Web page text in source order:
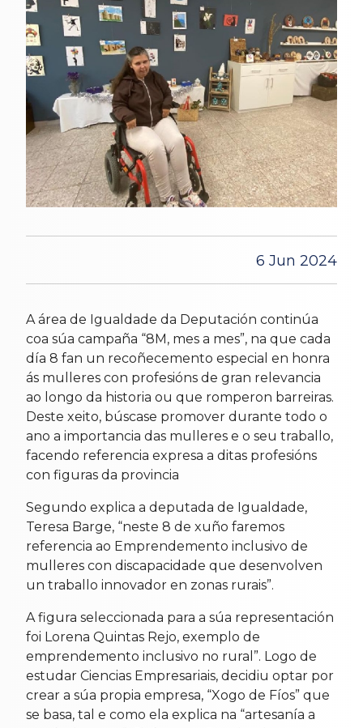
6 Jun 2024
A área de Igualdade da Deputación continúa
coa súa campaña “8M, mes a mes”, na que cada
día 8 fan un recoñecemento especial en honra
ás mulleres con profesións de gran relevancia
ao longo da historia ou que romperon barreiras.
Deste xeito, búscase promover durante todo o
ano a importancia das mulleres e o seu traballo,
facendo referencia expresa a ditas profesións
con figuras da provincia
Segundo explica a deputada de Igualdade,
Teresa Barge, “neste 8 de xuño faremos
referencia ao Emprendemento inclusivo de
mulleres con discapacidade que desenvolven
un traballo innovador en zonas rurais”.
A figura seleccionada para a súa representación
foi Lorena Quintas Rejo, exemplo de
emprendemento inclusivo no rural”. Logo de
estudar Ciencias Empresariais, decidiu optar por
crear a súa propia empresa, “Xogo de Fíos” que
se basa, tal e como ela explica na “artesanía a